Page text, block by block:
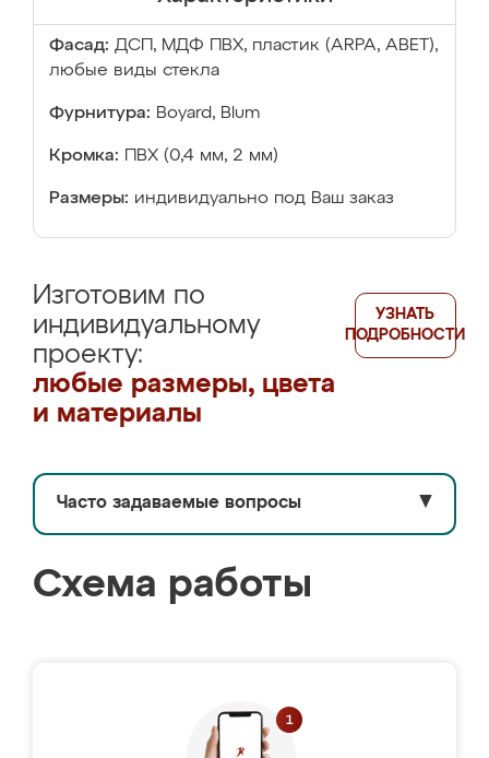
Фасад: ДСП, МДФ ПВХ, пластик (ARPA, ABET),
любые виды стекла
Фурнитура: Boyard, Blum
Кромка: ПВХ (0,4 мм, 2 мм)
Размеры: индивидуально под Ваш заказ
Изготовим по
индивидуальному
проекту:
любые размеры, цвета
и материалы
УЗНАТЬ
ПОДРОБНОСТИ
Часто задаваемые вопросы ▼
Схема работы